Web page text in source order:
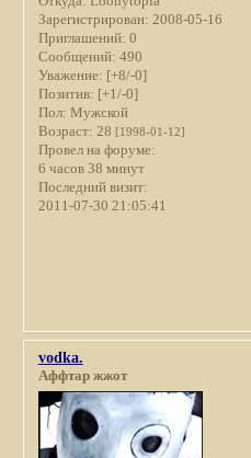
Зарегистрирован: 2008-05-16
Приглашений: 0
Сообщений: 490
Уважение: [+8/-0]
Позитив: [+1/-0]
Пол: Мужской
Возраст: 28 [1998-01-12]
Провел на форуме:
6 часов 38 минут
Последний визит:
2011-07-30 21:05:41
vodka.
Аффтар жжот